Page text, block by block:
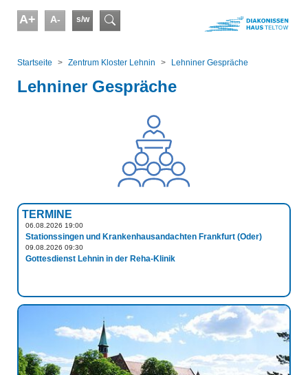
A+ A- s/w Suchformular
Startseite
Zentrum Kloster Lehnin Lehniner Gespräche
Lehniner Gespräche
TERMINE
06.08.2026 19:00
Stationssingen und Krankenhausandachten Frankfurt (Oder)
09.08.2026 09:30
Gottesdienst Lehnin in der Reha-Klinik